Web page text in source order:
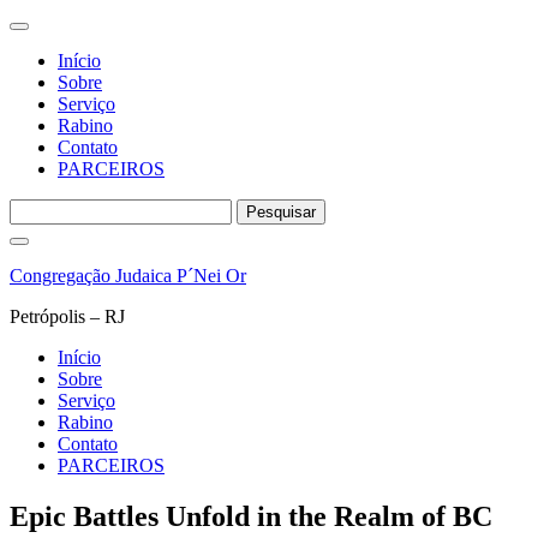
Início
Sobre
Serviço
Rabino
Contato
PARCEIROS
por:
Pular
o
Congregação Judaica P´Nei Or
Petrópolis – RJ
Início
Sobre
Serviço
Rabino
Contato
PARCEIROS
Epic Battles Unfold in the Realm of BC